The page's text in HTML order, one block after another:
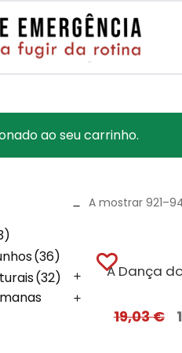
ao seu carrinho.
(36)
(32)
A mostrar
19,03€